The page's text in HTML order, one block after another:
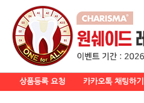
상품등록 요청 카카오톡 채팅하기